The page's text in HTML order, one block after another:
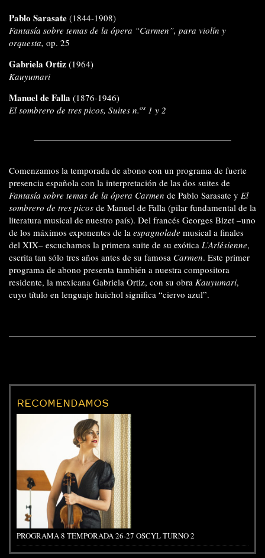
Pablo Sarasate (1844-1908)
Fantasía sobre temas de la ópera “Carmen”, para violín y
orquesta, op. 25
Gabriela Ortiz (1964)
Kauyumari
Manuel de Falla (1876-1946)
El sombrero de tres picos, Suites n.os 1 y 2
Comenzamos la temporada de abono con un programa de fuerte
presencia española con la interpretación de las dos suites de
Fantasía sobre temas de la ópera Carmen de Pablo Sarasate y El
sombrero de tres picos de Manuel de Falla (pilar fundamental de la
literatura musical de nuestro país). Del francés Georges Bizet –uno
de los máximos exponentes de la espagnolade musical a finales
del XIX– escuchamos la primera suite de su exótica L’Arlésienne,
escrita tan sólo tres años antes de su famosa Carmen. Este primer
programa de abono presenta también a nuestra compositora
residente, la mexicana Gabriela Ortiz, con su obra Kauyumari,
cuyo título en lenguaje huichol significa “ciervo azul”.
RECOMENDAMOS
PROGRAMA 8 TEMPORADA 26-27 OSCYL TURNO 2